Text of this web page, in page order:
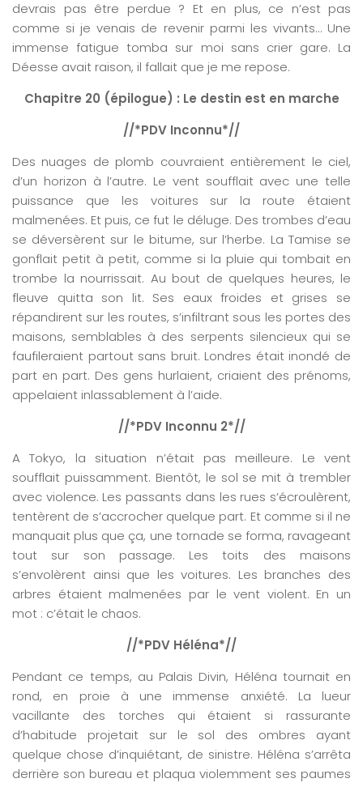
devrais pas être perdue ? Et en plus, ce n’est pas
comme si je venais de revenir parmi les vivants… Une
immense fatigue tomba sur moi sans crier gare. La
Déesse avait raison, il fallait que je me repose.
Chapitre 20 (épilogue) : Le destin est en marche
//*PDV Inconnu*//
Des nuages de plomb couvraient entièrement le ciel,
d’un horizon à l’autre. Le vent soufflait avec une telle
puissance que les voitures sur la route étaient
malmenées. Et puis, ce fut le déluge. Des trombes d’eau
se déversèrent sur le bitume, sur l’herbe. La Tamise se
gonflait petit à petit, comme si la pluie qui tombait en
trombe la nourrissait. Au bout de quelques heures, le
fleuve quitta son lit. Ses eaux froides et grises se
répandirent sur les routes, s’infiltrant sous les portes des
maisons, semblables à des serpents silencieux qui se
faufileraient partout sans bruit. Londres était inondé de
part en part. Des gens hurlaient, criaient des prénoms,
appelaient inlassablement à l’aide.
//*PDV Inconnu 2*//
A Tokyo, la situation n’était pas meilleure. Le vent
soufflait puissamment. Bientôt, le sol se mit à trembler
avec violence. Les passants dans les rues s’écroulèrent,
tentèrent de s’accrocher quelque part. Et comme si il ne
manquait plus que ça, une tornade se forma, ravageant
tout sur son passage. Les toits des maisons
s’envolèrent ainsi que les voitures. Les branches des
arbres étaient malmenées par le vent violent. En un
mot : c’était le chaos.
//*PDV Héléna*//
Pendant ce temps, au Palais Divin, Héléna tournait en
rond, en proie à une immense anxiété. La lueur
vacillante des torches qui étaient si rassurante
d’habitude projetait sur le sol des ombres ayant
quelque chose d’inquiétant, de sinistre. Héléna s’arrêta
derrière son bureau et plaqua violemment ses paumes